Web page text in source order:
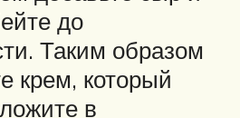
до
Таким образом
крем, который
в